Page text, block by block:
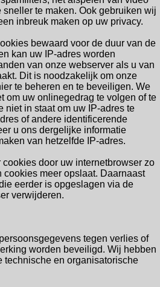
te maken. Ook gebruiken wij
inbreuk maken op uw privacy.
bewaard voor de duur van de
kan uw IP-adres worden
van onze webserver als u van
Dit is noodzakelijk om onze
te beheren en te beveiligen. We
om uw onlinegedrag te volgen of te
niet in staat om uw IP-adres te
of andere identificerende
u ons dergelijke informatie
van hetzelfde IP-adres.
door uw internetbrowser zo
cookies meer opslaat. Daarnaast
eerder is opgeslagen via de
verwijderen.
tegen verlies of
worden beveiligd. Wij hebben
technische en organisatorische